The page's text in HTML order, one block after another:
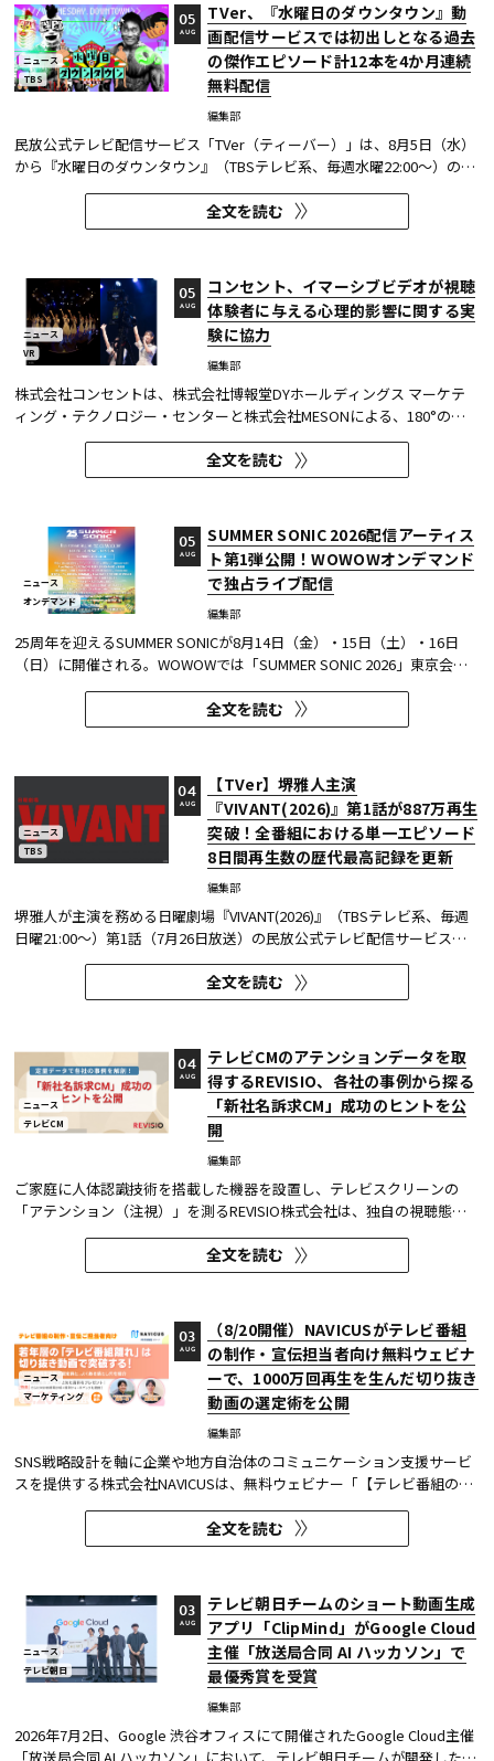
ニュース
TBS
TVer、『水曜日のダウンタウン』動
画配信サービスでは初出しとなる過去
の傑作エピソード計12本を4か月連続
無料配信
編集部
05
AUG
民放公式テレビ配信サービス「TVer（ティーバー）」は、8月5日（水）
から『水曜日のダウンタウン』（TBSテレビ系、毎週水曜22:00～）の過
去に放送された傑作エピソード計12本を4か月にわたり配信する。本エ
ピソードが動画配信サービスで配信されるのは今回が初めてとなる。
TVerはすべて無料で見放題となっている。 『水曜日のダウンタウン...
全文を読む
ニュース
VR
コンセント、イマーシブビデオが視聴
体験者に与える心理的影響に関する実
験に協力
編集部
05
AUG
株式会社コンセントは、株式会社博報堂DYホールディングス マーケテ
ィング・テクノロジー・センターと株式会社MESONによる、180°の視
野角のImmersive Video（以下、イマーシブビデオ）を実験刺激に用い
た心理実験に協力し、そのプレプリント論文が2026年6月8日にarXivで
公開された。 本実験は、イマーシブビデオの撮影距離が体験者の「そ...
全文を読む
ニュース
オンデマンド
SUMMER SONIC 2026配信アーティス
ト第1弾公開！WOWOWオンデマンド
で独占ライブ配信
編集部
05
AUG
25周年を迎えるSUMMER SONICが8月14日（金）・15日（土）・16日
（日）に開催される。WOWOWでは「SUMMER SONIC 2026」東京会場
のZOZOマリンスタジアムと幕張メッセから、マリンステージ、マウン
テンステージ、ソニックステージ、パシフィックステージの模様を、3
日間にわたりWOWOWオンデマンドで独占ライブ配信する。 今回、配信
全文を読む
ニュース
TBS
【TVer】堺雅人主演
『VIVANT(2026)』第1話が887万再生
突破！全番組における単一エピソード
8日間再生数の歴代最高記録を更新
編集部
04
AUG
堺雅人が主演を務める日曜劇場『VIVANT(2026)』（TBSテレビ系、毎週
日曜21:00～）第1話（7月26日放送）の民放公式テレビ配信サービス
「TVer（ティーバー）」における8日間再生数が887万（※1）を突破し
1週間の配信を行っているため、番組の再生数は配信開始日と配信終了...
全文を読む
ニュース
テレビCM
テレビCMのアテンションデータを取
得するREVISIO、各社の事例から探る
「新社名訴求CM」成功のヒントを公
開
編集部
04
AUG
ご家庭に人体認識技術を搭載した機器を設置し、テレビスクリーンの
「アテンション（注視）」を測るREVISIO株式会社は、独自の視聴態勢
データを基に「社名変更」にまつわるCMを分析した結果を公開した。
分析結果の詳細は、お役立ち資料『定量データで分析! 「新社名」認知
を狙う！～ 社名変更CMを出稿タイミング×クリエイティブ5分類で徹...
全文を読む
ニュース
マーケティング
（8/20開催）NAVICUSがテレビ番組
の制作・宣伝担当者向け無料ウェビナ
ーで、1000万回再生を生んだ切り抜き
動画の選定術を公開
編集部
03
AUG
SNS戦略設計を軸に企業や地方自治体のコミュニケーション支援サービ
スを提供する株式会社NAVICUSは、無料ウェビナー「【テレビ番組の制
作・宣伝ご担当者向け】若年層の『テレビ番組離れ』は切り抜き動画で
突破する！1000万回再生連発の選定術と、よくある落とし穴を紹介」
を、2026年8月20日（木）に開催する。 同ウェビナーでは、TikTok・...
全文を読む
ニュース
テレビ朝日
テレビ朝日チームのショート動画生成
アプリ「ClipMind」がGoogle Cloud
主催「放送局合同 AI ハッカソン」で
最優秀賞を受賞
編集部
03
AUG
2026年7月2日、Google 渋谷オフィスにて開催されたGoogle Cloud主催